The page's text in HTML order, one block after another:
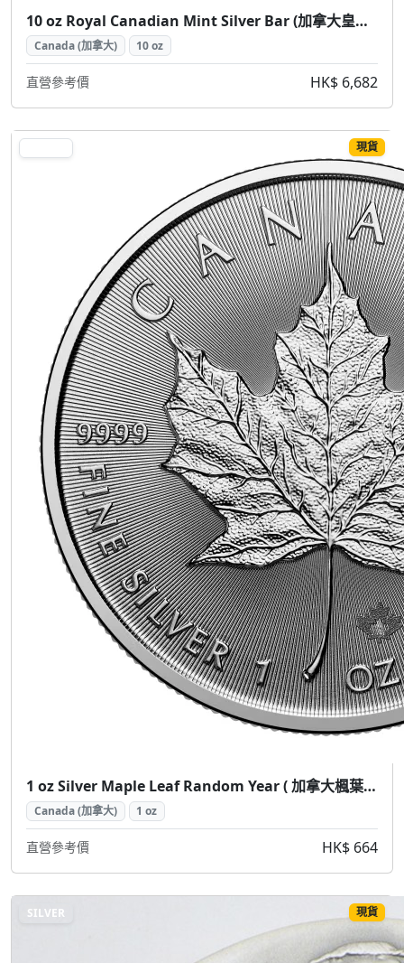
10 oz Royal Canadian Mint Silver Bar (加拿大皇家鑄幣廠銀條 10盎司)
Canada (加拿大) 10 oz
直營參考價 HK$ 6,682
現貨
1 oz Silver Maple Leaf Random Year ( 加拿大楓葉銀幣 1盎司隨機年份)
Canada (加拿大) 1 oz
直營參考價 HK$ 664
SILVER 現貨